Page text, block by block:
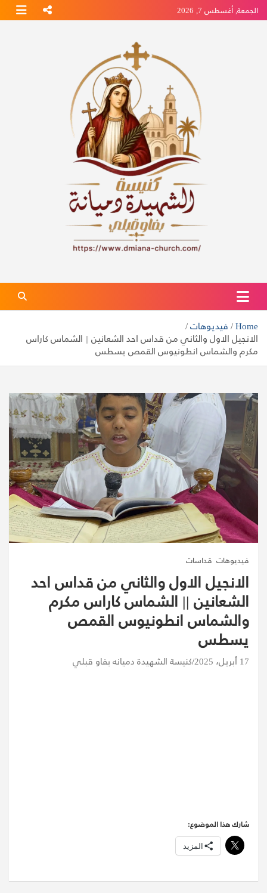
Skip
toالجمعة, أغسطس 7, 2026
كنيسة الشهيدة دميانه بفاو قبلي
الموقع الرسمي لكنيسة الشهيدة دميانه بفاو قبلي
Home فيديوهات
الانجيل الاول والثاني من قداس احد الشعانين || الشماس كاراس
مكرم والشماس انطونيوس القمص يسطس
فيديوهات قداسات
الانجيل الاول والثاني من قداس احد
الشعانين || الشماس كاراس مكرم
والشماس انطونيوس القمص
يسطس
17 أبريل، 2025 كنيسة الشهيدة دميانه بفاو قبلي
شارك هذا الموضوع:
المزيد